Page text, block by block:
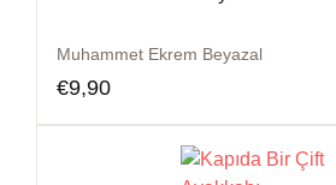
Muhammet Ekrem Beyazal
€9,90